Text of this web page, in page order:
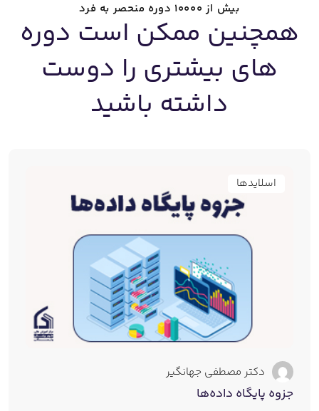
بیش از 10000 دوره منحصر به فرد
همچنین ممکن است دوره
های بیشتری را دوست
داشته باشید
اسلایدها
دکتر مصطفی جهانگیر
جزوه پایگاه داده‌ها